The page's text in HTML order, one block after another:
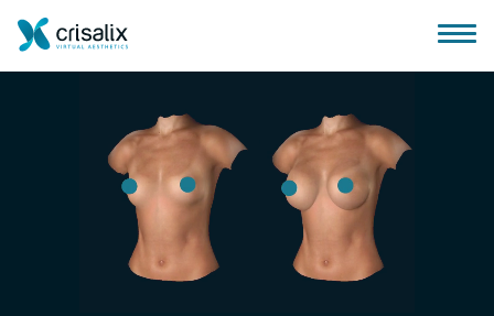
Huis chirurg
3D business platform